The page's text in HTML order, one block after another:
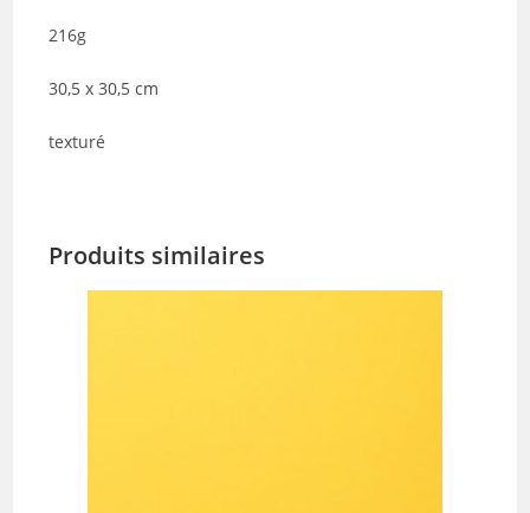
216g
30,5 x 30,5 cm
texturé
Produits similaires